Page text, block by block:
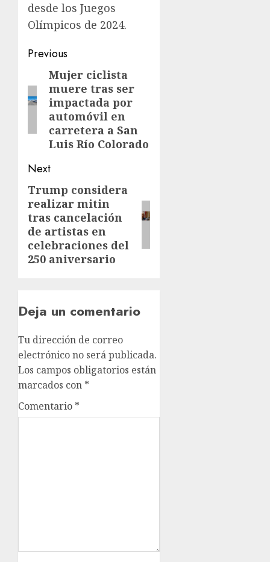
desde los Juegos
Olímpicos de 2024.
Previous
Mujer ciclista
muere tras ser
impactada por
automóvil en
carretera a San
Luis Río Colorado
Next
Trump considera
realizar mitin
tras cancelación
de artistas en
celebraciones del
250 aniversario
Deja un comentario
Tu dirección de correo
electrónico no será publicada.
Los campos obligatorios están
marcados con *
Comentario *